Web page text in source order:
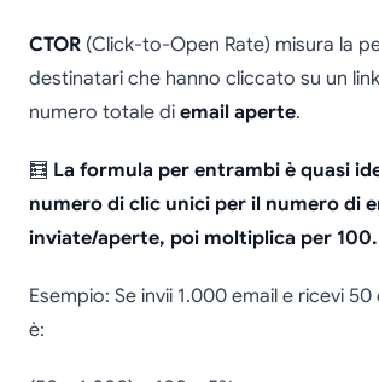
CTOR (Click-to-Open Rate) misura la
destinatari che hanno cliccato su un
numero totale di email aperte.
🧮 La formula per entrambi è quasi
numero di clic unici per il numero di
inviate/aperte, poi moltiplica per 100.
Esempio: Se invii 1.000 email e ricevi 50
è: